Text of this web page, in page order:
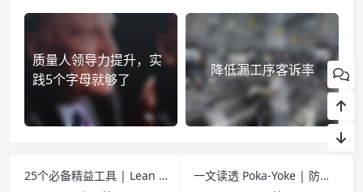
质量人领导力提升，实
践5个字母就够了
降低漏工序客诉率
25个必备精益工具 | Lean Tools
一文读透 Poka-Yoke | 防错技术